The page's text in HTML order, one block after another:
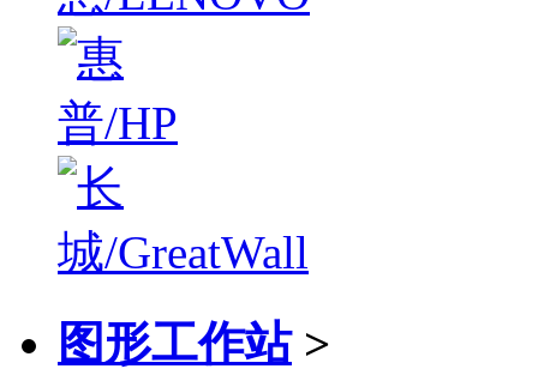
图形工作站 >